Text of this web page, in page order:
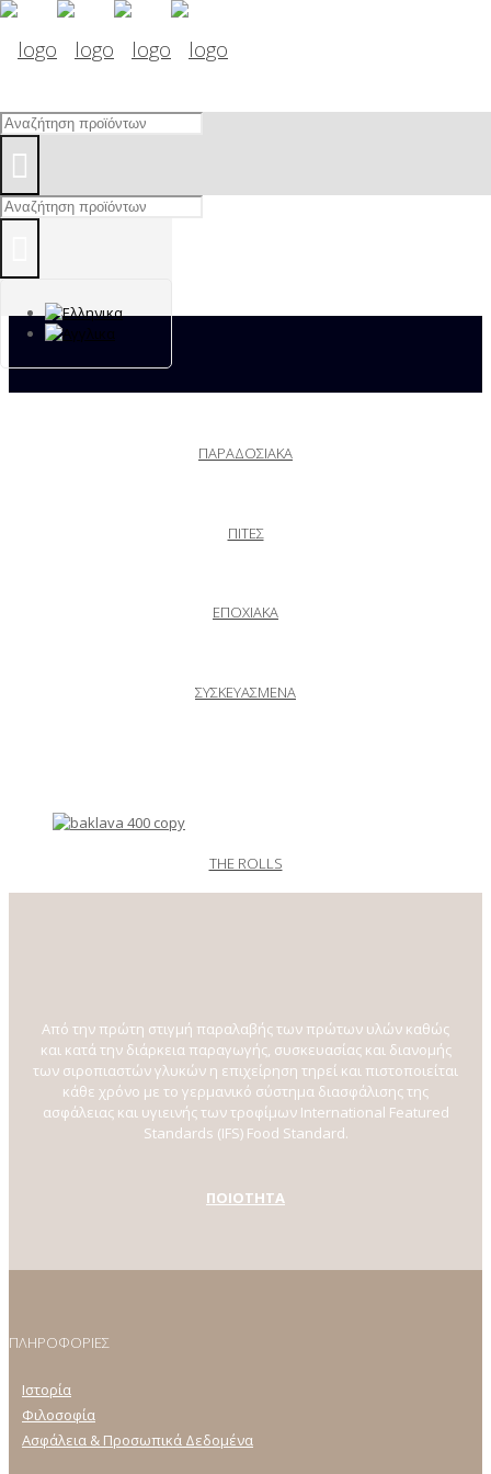
ΠΑΡΑΔΟΣΙΑΚΑ
ΠΙΤΕΣ
ΕΠΟΧΙΑΚΑ
ΣΥΣΚΕΥΑΣΜΕΝΑ
THE ROLLS
Από την πρώτη στιγμή παραλαβής των πρώτων υλών καθώς
και κατά την διάρκεια παραγωγής, συσκευασίας και διανομής
των σιροπιαστών γλυκών η επιχείρηση τηρεί και πιστοποιείται
κάθε χρόνο με το γερμανικό σύστημα διασφάλισης της
ασφάλειας και υγιεινής των τροφίμων International Featured
Standards (IFS) Food Standard.
ΠΟΙΟΤΗΤΑ
ΠΛΗΡΟΦΟΡΙΕΣ
Ιστορία
Φιλοσοφία
Ασφάλεια & Προσωπικά Δεδομένα